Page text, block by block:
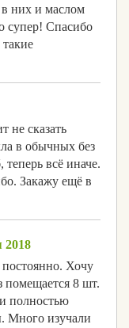
них и маслом
супер! Спасибо
не сказать
в обычных без
всё иначе.
Закажу ещё в
2018
Хочу
помещается 8 шт.
полностью
Много изучали